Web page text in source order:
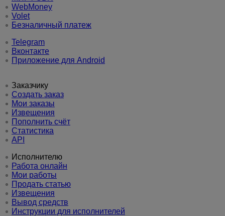
WebMoney
Volet
Безналичный платеж
Telegram
Вконтакте
Приложение для Android
Заказчику
Создать заказ
Мои заказы
Извещения
Пополнить счёт
Статистика
API
Исполнителю
Работа онлайн
Мои работы
Продать статью
Извещения
Вывод средств
Инструкции для исполнителей